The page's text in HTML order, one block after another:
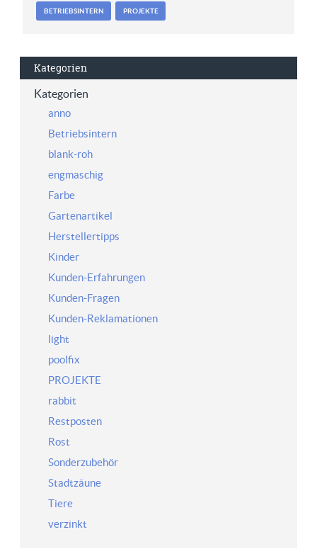
BETRIEBSINTERN PROJEKTE
Kategorien
Kategorien
anno
Betriebsintern
blank-roh
engmaschig
Farbe
Gartenartikel
Herstellertipps
Kinder
Kunden-Erfahrungen
Kunden-Fragen
Kunden-Reklamationen
light
poolfix
PROJEKTE
rabbit
Restposten
Rost
Sonderzubehör
Stadtzäune
Tiere
verzinkt